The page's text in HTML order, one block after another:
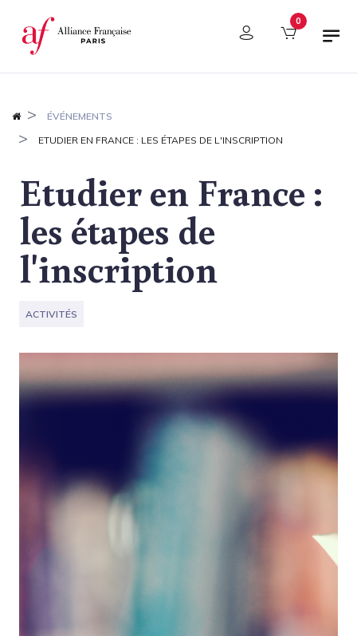
Panneau de gestion des cookies 0
ÉVÉNEMENTS
ETUDIER EN FRANCE : LES ÉTAPES DE L'INSCRIPTION
Etudier en France :
les étapes de
l'inscription
ACTIVITÉS